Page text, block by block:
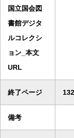
国立国会図
書館デジタ
ルコレクシ
ョン_本文
URL
終了ページ 132
備考